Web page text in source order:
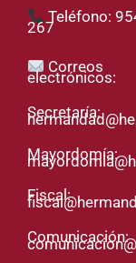
Teléfono:
267
Correos
electrónicos:
Secretaría:
Mayordomía:
Fiscal:
Comunicación: